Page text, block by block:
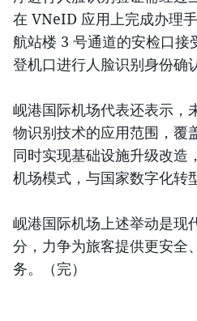
在 VNeID 应用上完成办理
航站楼 3 号通道的安检口接
登机口进行人脸识别身份确
岘港国际机场代表还表示，
物识别技术的应用范围，覆
同时实现基础设施升级改造
机场模式，与国家数字化转
岘港国际机场上述举动是现
分，力争为旅客提供更安全
务。（完）